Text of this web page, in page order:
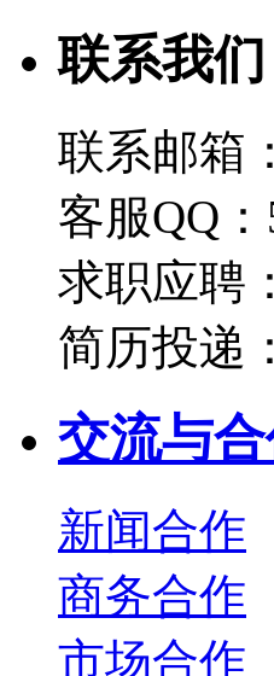
联系我们
联系邮箱
客服QQ
求职应聘
简历投递
交流与
新闻合作
商务合作
市场合作